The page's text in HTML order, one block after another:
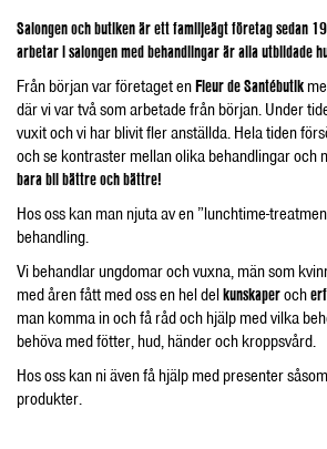
Salongen och butiken är ett familjeägt företag sedan
arbetar i salongen med behandlingar är alla utbildade
Från början var företaget enFleur de Santébutik
där vi var två som arbetade från början. Under
vuxit och vi har blivit fler anställda. Hela tiden
och se kontraster mellan olika behandlingar och
bara bli bättre och bättre!
Hos oss kan man njuta av en ”lunchtime-
behandling.
Vi behandlar ungdomar och vuxna, män som
med åren fått med oss en hel delkunskaperoch
man komma in och få råd och hjälp med vilka
behöva med fötter, hud, händer och kroppsvård.
Hos oss kan ni även få hjälp med presenter
produkter.